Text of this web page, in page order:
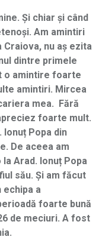
Și chiar și când
Am amintiri
Craiova, nu aș ezita
dintre primele
o amintire foarte
amintiri. Mircea
mea. Fără
foarte mult.
Popa din
De aceea am
Arad. Ionuț Popa
său. Și am făcut
echipa a
foarte bună
de meciuri. A fost